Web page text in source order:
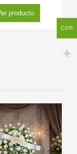
producto
COP